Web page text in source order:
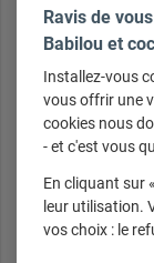
Votre mot de
et contenir au
chiffre. Les
Email de
Ravis de
Babilou et
Installez-vous
vous offrir une
cookies nous
- et c'est vous
En cliquant sur
leur utilisation.
vos choix : le